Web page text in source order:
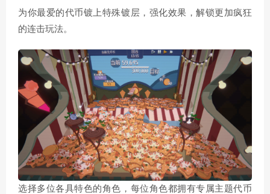
为你最爱的代币镀上特殊镀层，强化效果，解锁更加疯狂
的连击玩法。
选择多位各具特色的角色，每位角色都拥有专属主题代币